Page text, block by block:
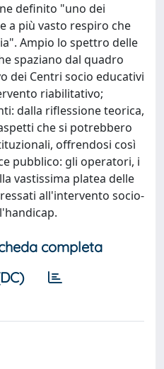
definito "uno dei
a più vasto respiro che
Ampio lo spettro delle
spaziano dal quadro
dei Centri socio educativi
riabilitativo;
dalla riflessione teorica,
che si potrebbero
offrendosi così
pubblico: gli operatori, i
vastissima platea delle
all'intervento socio-
completa